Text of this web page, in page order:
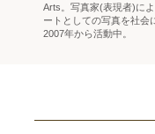
Arts。写真家(表現者)に
ートとしての写真を社会
2007年から活動中。